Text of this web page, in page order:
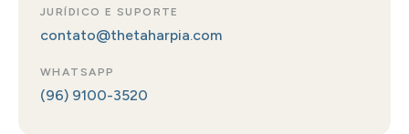
JURÍDICO E SUPORTE
contato@thetaharpia.com
WHATSAPP
(96) 9100-3520